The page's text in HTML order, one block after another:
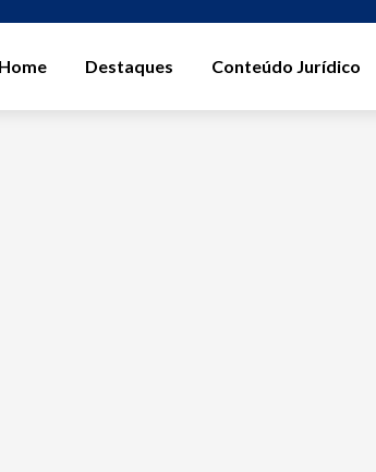
Home Destaques Conteúdo Jurídico